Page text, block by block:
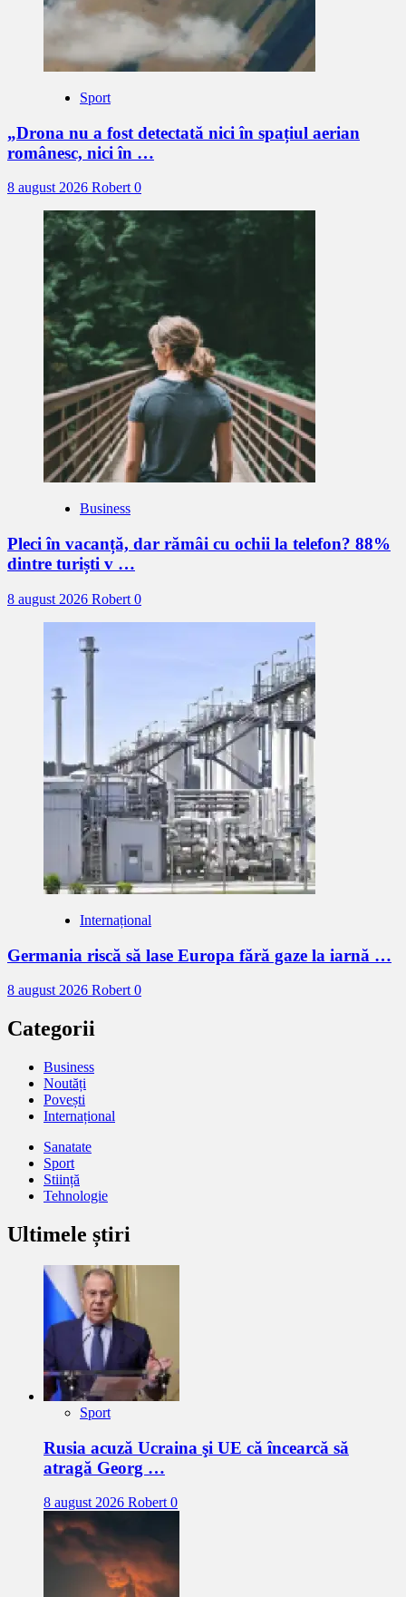
Sport
„Drona nu a fost detectată nici în spațiul aerian
românesc, nici în …
8 august 2026 Robert0
Business
Pleci în vacanță, dar rămâi cu ochii la telefon? 88%
dintre turiști v …
8 august 2026 Robert 0
Internațional
Germania riscă să lase Europa fără gaze la iarnă …
8 august 2026 Robert 0
Categorii
Business
Noutăți
Povești
Internațional
Sanatate
Sport
Stiință
Tehnologie
Ultimele știri
Sport
Rusia acuză Ucraina şi UE că încearcă să
atragă Georg …
8 august 2026 Robert 0